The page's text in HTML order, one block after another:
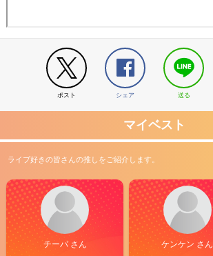
ポスト シェア 送る
マイベスト
ライブ好きの皆さんの推しをご紹介します。
チーバ さん ケンケン さん